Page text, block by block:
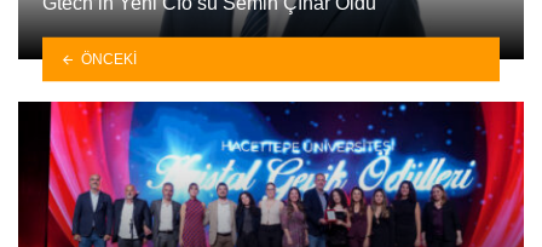
ÖNCEKI